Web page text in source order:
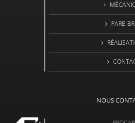
PARE-
NOUS